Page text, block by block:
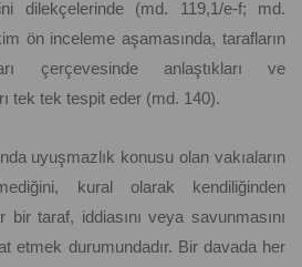
dilekçelerinde (md. 119,1/e-f; md.
ön inceleme aşamasında, tarafların
çerçevesinde anlaştıkları ve
tek tek tespit eder (md. 140).
uyuşmazlık konusu olan vakıaların
kural olarak kendiliğinden
bir taraf, iddiasını veya savunmasını
etmek durumundadır. Bir davada her